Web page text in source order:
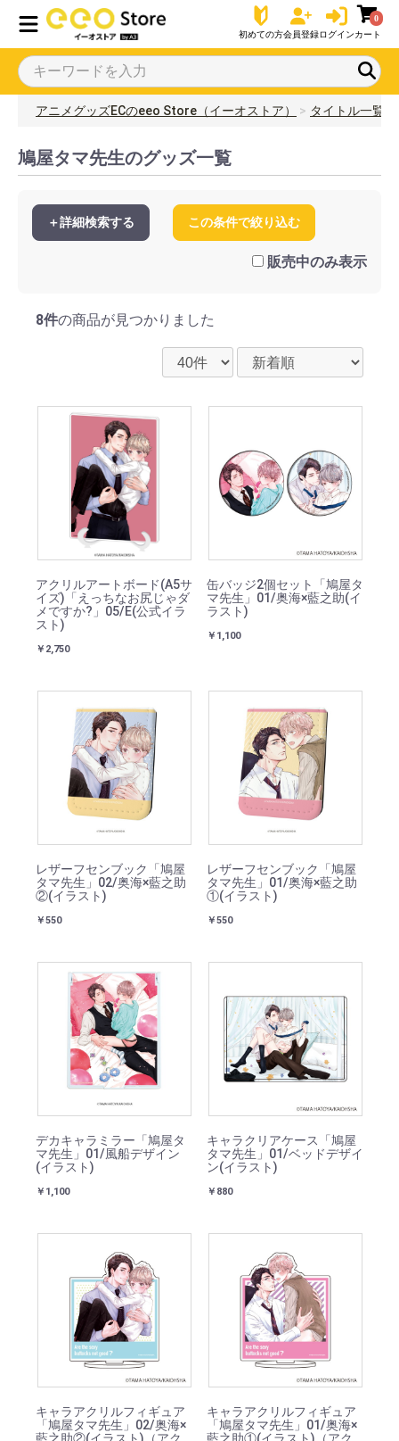
初めての方会員登録ログイン
0
カート
アニメグッズECのeeo Store（イーオストア） タイトル一覧
鳩屋タマ先生のグッズ一覧
＋詳細検索する この条件で絞り込む
販売中のみ表示
8件の商品が見つかりました
アクリルアートボード(A5サ
イズ)「えっちなお尻じゃダ
メですか?」05/E(公式イラ
スト)
￥2,750
缶バッジ2個セット「鳩屋タ
マ先生」01/奥海×藍之助(イ
ラスト)
￥1,100
レザーフセンブック「鳩屋
タマ先生」02/奥海×藍之助
②(イラスト)
￥550
レザーフセンブック「鳩屋
タマ先生」01/奥海×藍之助
①(イラスト)
￥550
デカキャラミラー「鳩屋タ
マ先生」01/風船デザイン
(イラスト)
￥1,100
キャラクリアケース「鳩屋
タマ先生」01/ベッドデザイ
ン(イラスト)
￥880
キャラアクリルフィギュア
「鳩屋タマ先生」02/奥海×
キャラアクリルフィギュア
「鳩屋タマ先生」01/奥海×